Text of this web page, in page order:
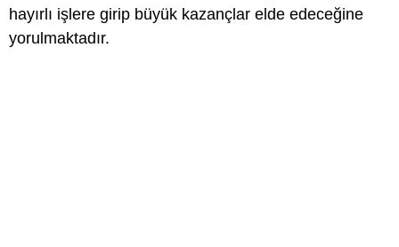
hayırlı işlere girip büyük kazançlar elde edeceğine
yorulmaktadır.